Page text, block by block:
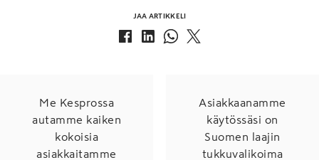
JAA ARTIKKELI
Me Kesprossa
autamme kaiken
kokoisia
asiakkaitamme
Asiakkaanamme
käytössäsi on
Suomen laajin
tukkuvalikoima